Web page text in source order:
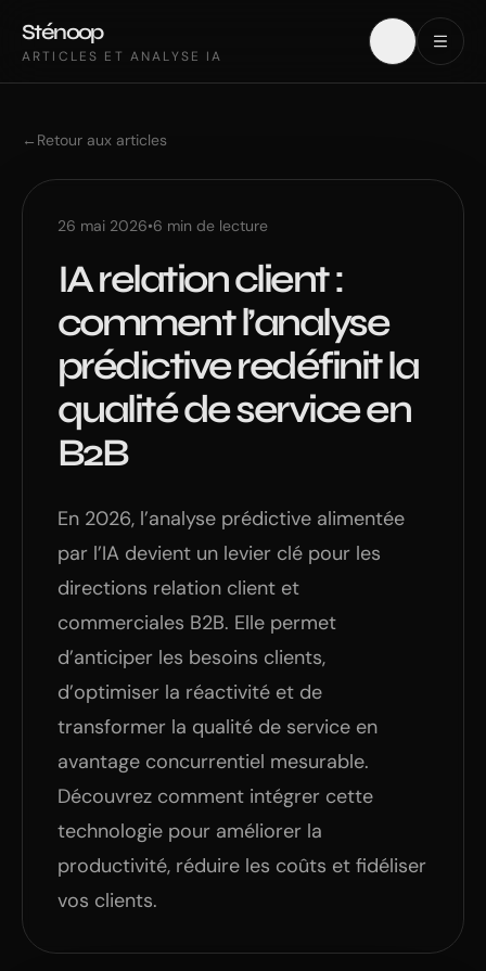
Sténoop
ARTICLES ET ANALYSE IA
← Retour aux articles
26 mai 2026•6 min de lecture
IA relation client :
comment l’analyse
prédictive redéfinit la
qualité de service en
B2B
En 2026, l’analyse prédictive alimentée
par l’IA devient un levier clé pour les
directions relation client et
commerciales B2B. Elle permet
d’anticiper les besoins clients,
d’optimiser la réactivité et de
transformer la qualité de service en
avantage concurrentiel mesurable.
Découvrez comment intégrer cette
technologie pour améliorer la
productivité, réduire les coûts et fidéliser
vos clients.